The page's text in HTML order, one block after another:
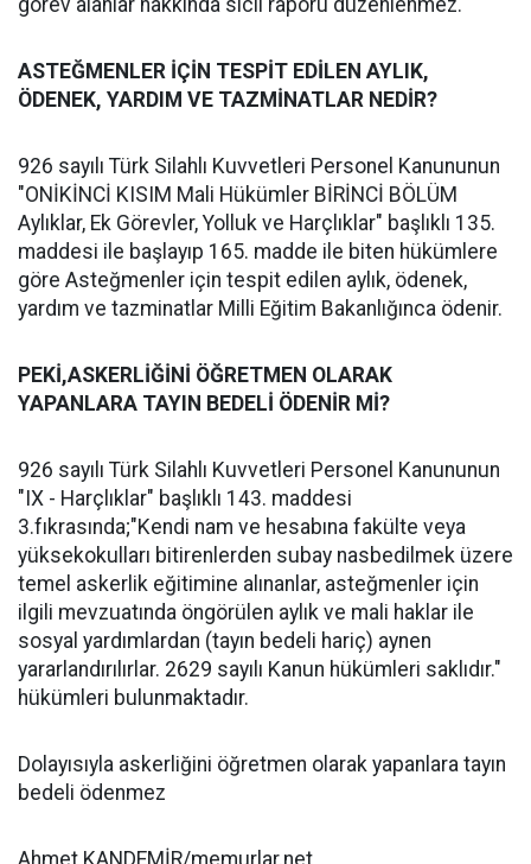
görev alanlar hakkında sicil raporu düzenlenmez."
ASTEĞMENLER İÇİN TESPİT EDİLEN AYLIK,
ÖDENEK, YARDIM VE TAZMİNATLAR NEDİR?
926 sayılı Türk Silahlı Kuvvetleri Personel Kanununun
"ONİKİNCİ KISIM Mali Hükümler BİRİNCİ BÖLÜM
Aylıklar, Ek Görevler, Yolluk ve Harçlıklar" başlıklı 135.
maddesi ile başlayıp 165. madde ile biten hükümlere
göre Asteğmenler için tespit edilen aylık, ödenek,
yardım ve tazminatlar Milli Eğitim Bakanlığınca ödenir.
PEKİ,ASKERLİĞİNİ ÖĞRETMEN OLARAK
YAPANLARA TAYIN BEDELİ ÖDENİR Mİ?
926 sayılı Türk Silahlı Kuvvetleri Personel Kanununun
"IX - Harçlıklar" başlıklı 143. maddesi
3.fıkrasında;"Kendi nam ve hesabına fakülte veya
yüksekokulları bitirenlerden subay nasbedilmek üzere
temel askerlik eğitimine alınanlar, asteğmenler için
ilgili mevzuatında öngörülen aylık ve mali haklar ile
sosyal yardımlardan (tayın bedeli hariç) aynen
yararlandırılırlar. 2629 sayılı Kanun hükümleri saklıdır."
hükümleri bulunmaktadır.
Dolayısıyla askerliğini öğretmen olarak yapanlara tayın
bedeli ödenmez
Ahmet KANDEMİR/memurlar.net